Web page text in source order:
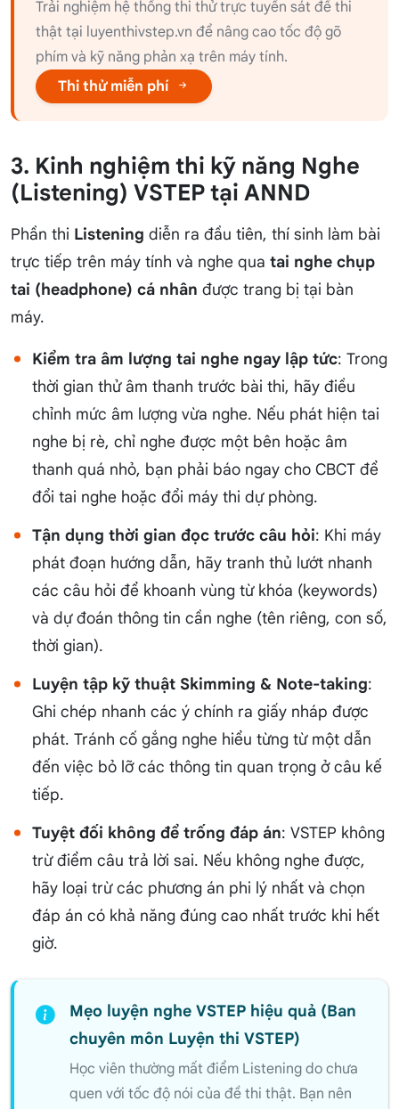
Trải nghiệm hệ thống thi thử trực tuyến sát đề thi
thật tại luyenthivstep.vn để nâng cao tốc độ gõ
phím và kỹ năng phản xạ trên máy tính.
Thi thử miễn phí
3. Kinh nghiệm thi kỹ năng Nghe
(Listening) VSTEP tại ANND
Phần thi Listening diễn ra đầu tiên, thí sinh làm bài
trực tiếp trên máy tính và nghe qua tai nghe chụp
tai (headphone) cá nhân được trang bị tại bàn
máy.
Kiểm tra âm lượng tai nghe ngay lập tức: Trong
thời gian thử âm thanh trước bài thi, hãy điều
chỉnh mức âm lượng vừa nghe. Nếu phát hiện tai
nghe bị rè, chỉ nghe được một bên hoặc âm
thanh quá nhỏ, bạn phải báo ngay cho CBCT để
đổi tai nghe hoặc đổi máy thi dự phòng.
Tận dụng thời gian đọc trước câu hỏi: Khi máy
phát đoạn hướng dẫn, hãy tranh thủ lướt nhanh
các câu hỏi để khoanh vùng từ khóa (keywords)
và dự đoán thông tin cần nghe (tên riêng, con số,
thời gian).
Luyện tập kỹ thuật Skimming & Note-taking:
Ghi chép nhanh các ý chính ra giấy nháp được
phát. Tránh cố gắng nghe hiểu từng từ một dẫn
đến việc bỏ lỡ các thông tin quan trọng ở câu kế
tiếp.
Tuyệt đối không để trống đáp án: VSTEP không
trừ điểm câu trả lời sai. Nếu không nghe được,
hãy loại trừ các phương án phi lý nhất và chọn
đáp án có khả năng đúng cao nhất trước khi hết
giờ.
Mẹo luyện nghe VSTEP hiệu quả (Ban
chuyên môn Luyện thi VSTEP)
Học viên thường mất điểm Listening do chưa
quen với tốc độ nói của đề thi thật. Bạn nên